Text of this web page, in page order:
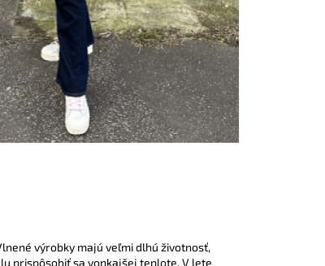
výrobky majú veľmi dlhú životnosť,
prispôsobiť sa vonkajšej teplote. V lete